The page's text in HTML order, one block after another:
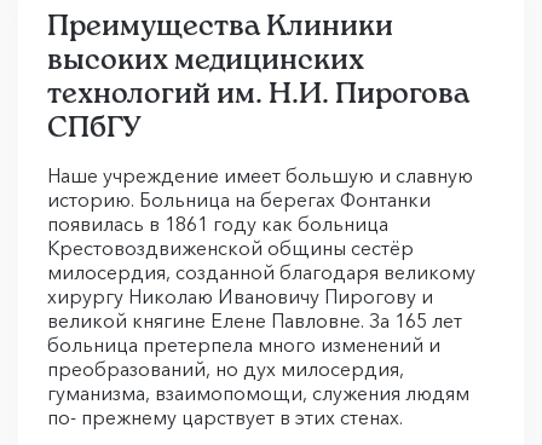
Преимущества Клиники
высоких медицинских
технологий им. Н.И. Пирогова
СПбГУ
Наше учреждение имеет большую и славную
историю. Больница на берегах Фонтанки
появилась в 1861 году как больница
Крестовоздвиженской общины сестёр
милосердия, созданной благодаря великому
хирургу Николаю Ивановичу Пирогову и
великой княгине Елене Павловне. За 165 лет
больница претерпела много изменений и
преобразований, но дух милосердия,
гуманизма, взаимопомощи, служения людям
по- прежнему царствует в этих стенах.